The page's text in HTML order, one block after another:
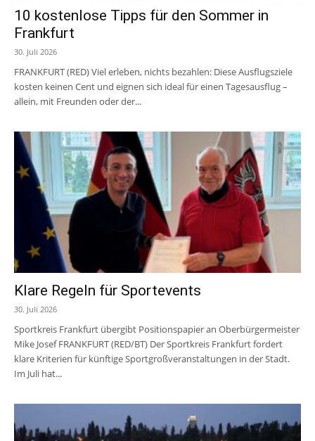
10 kostenlose Tipps für den Sommer in
Frankfurt
30. Juli 2026
FRANKFURT (RED) Viel erleben, nichts bezahlen: Diese Ausflugsziele
kosten keinen Cent und eignen sich ideal für einen Tagesausflug –
allein, mit Freunden oder der...
Klare Regeln für Sportevents
30. Juli 2026
Sportkreis Frankfurt übergibt Positionspapier an Oberbürgermeister
Mike Josef FRANKFURT (RED/BT) Der Sportkreis Frankfurt fordert
klare Kriterien für künftige Sportgroßveranstaltungen in der Stadt.
Im Juli hat...